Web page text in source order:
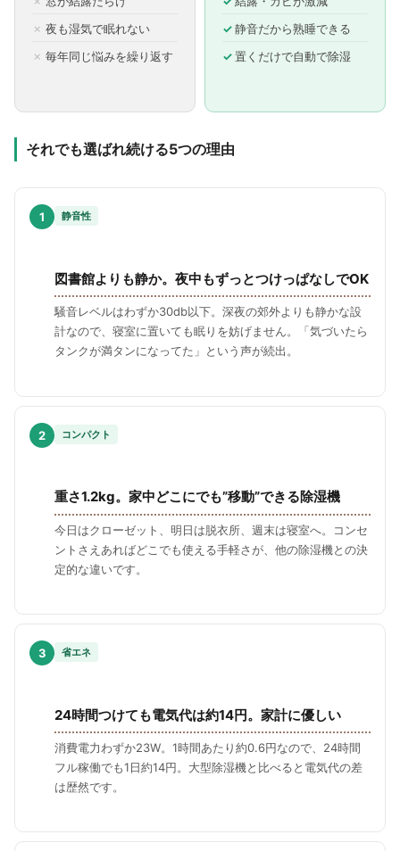
夜も湿気で眠れない
毎年同じ悩みを繰り返す
静音だから熟睡できる
置くだけで自動で除湿
それでも選ばれ続ける5つの理由
1 静音性
図書館よりも静か。夜中もずっとつけっぱなしでOK
騒音レベルはわずか30db以下。深夜の郊外よりも静かな設
計なので、寝室に置いても眠りを妨げません。「気づいたら
タンクが満タンになってた」という声が続出。
2 コンパクト
重さ1.2kg。家中どこにでも”移動”できる除湿機
今日はクローゼット、明日は脱衣所、週末は寝室へ。コンセ
ントさえあればどこでも使える手軽さが、他の除湿機との決
定的な違いです。
3 省エネ
24時間つけても電気代は約14円。家計に優しい
消費電力わずか23W。1時間あたり約0.6円なので、24時間
フル稼働でも1日約14円。大型除湿機と比べると電気代の差
は歴然です。